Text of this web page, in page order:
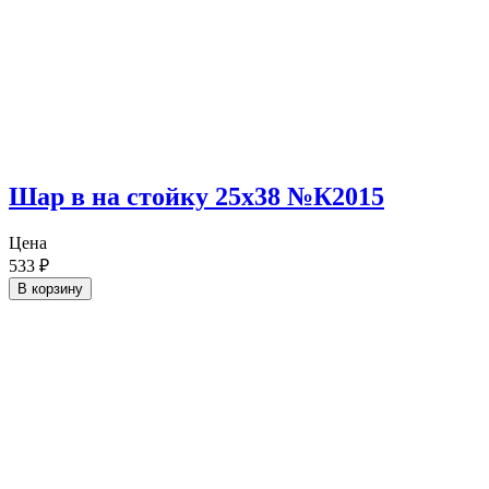
Шар в на стойку 25х38 №К2015
Цена
533 ₽
В корзину